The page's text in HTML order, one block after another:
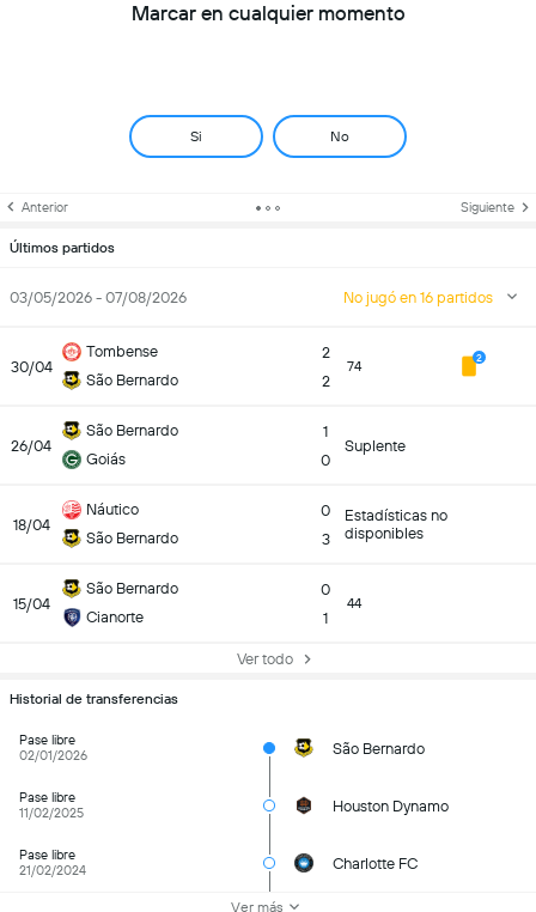
Marcar en cualquier momento
Si No
Anterior Siguiente
Últimos partidos
03/05/2026 - 07/08/2026 No jugó en 16 partidos
30/04
Tombense
São Bernardo
2
2
74 2
26/04
São Bernardo
Goiás
1
0
Suplente
18/04
Náutico
São Bernardo
0
3
Estadísticas no
disponibles
15/04
São Bernardo
Cianorte
0
1
44
Ver todo
Historial de transferencias
Pase libre
02/01/2026
São Bernardo
Pase libre
11/02/2025
Houston Dynamo
Pase libre
21/02/2024
Charlotte FC
Ver más